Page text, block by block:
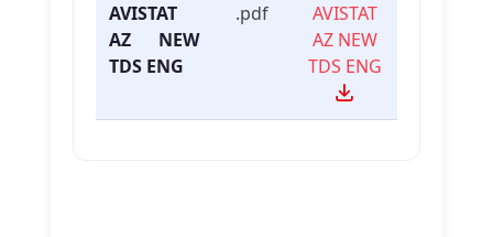
AVISTAT
AZ NEW
TDS ENG
.pdf
AVISTAT
AZ NEW
TDS ENG